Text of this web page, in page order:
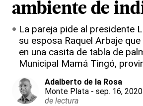
ambiente de
La pareja pide al presidente
su esposa Raquel Arbaje
en una casita de tabla de
Municipal Mamá Tingó,
Adalberto de la Rosa
Monte Plata - sep. 16,
de lectura